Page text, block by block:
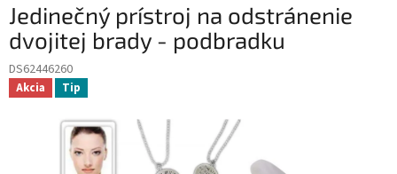
Jedinečný prístroj na odstránenie
dvojitej brady - podbradku
DS62446260
Akcia Tip